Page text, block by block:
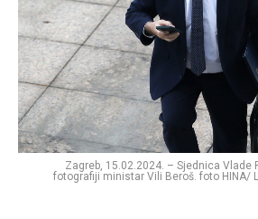
Zagreb, 15.02.2024. – Sjednica Vlade
fotografiji ministar Vili Beroš. foto HINA/